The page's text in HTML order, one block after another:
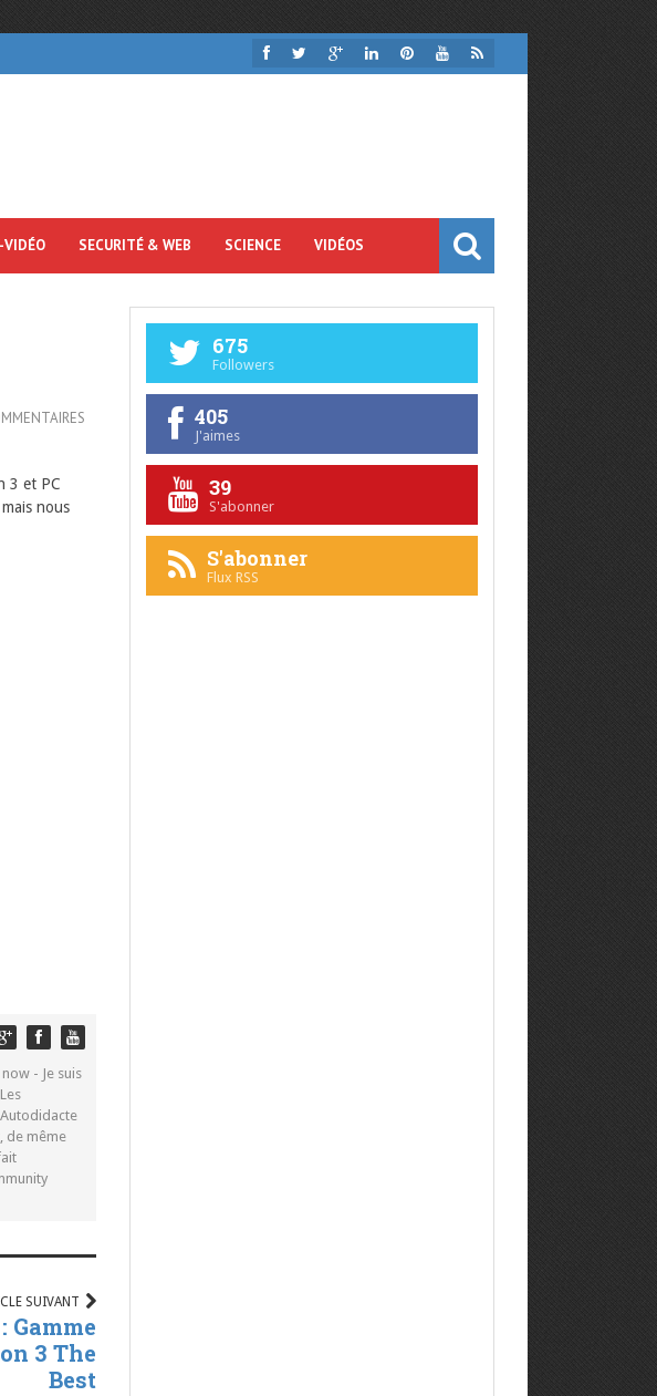
VIDÉO SECURITÉ & WEB SCIENCE VIDÉOS
3 et PC
nous
- Je suis
de même
SUIVANT
Gamme
3 The
Best
675
Followers
405
J'aimes
39
S'abonner
S'abonner
Flux RSS